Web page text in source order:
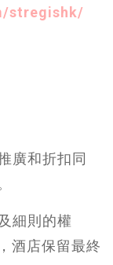
stregishk/
廣和折扣同
細則的權
酒店保留最終